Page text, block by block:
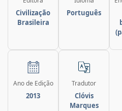
Civilização
Brasileira
Português
Ano de Edição
2013
Tradutor
Clóvis
Marques